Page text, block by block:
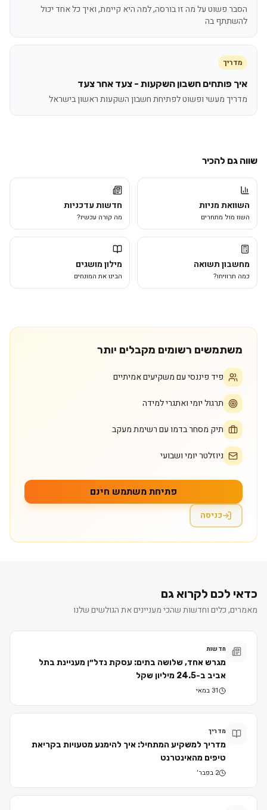
הסבר פשוט על מה זו בורסה, למה היא קיימת, ואיך כל אחד יכול
להשתתף בה
מדריך
איך פותחים חשבון השקעות - צעד אחר צעד
מדריך מעשי ופשוט לפתיחת חשבון השקעות ראשון בישראל
שווה גם להכיר
השוואת מניות
השוו מול מתחרים
חדשות עדכניות
מה קורה עכשיו?
מחשבון תשואה
כמה תרוויחו?
מילון מושגים
הבינו את המונחים
משתמשים רשומים מקבלים יותר
פיד פיננסי עם משקיעים אמיתיים
תרגול יומי ואתגרי למידה
תיק מסחר בדמו עם רשימת מעקב
ניוזלטר יומי ושבועי
פתיחת משתמש חינם
כניסה
כדאי לכם לקרוא גם
מאמרים, כלים וחדשות שהכי מעניינים את הגולשים שלנו
חדשות
מגרש אחד, שלושה בתים: עסקת נדל״ן מעניינת בתל
אביב ב-24.5 מיליון שקל
31 במאי
מדריך
מדריך למשקיע המתחיל: איך להימנע מטעויות בקריאת
טיפים מהאינטרנט
2 בפבר׳